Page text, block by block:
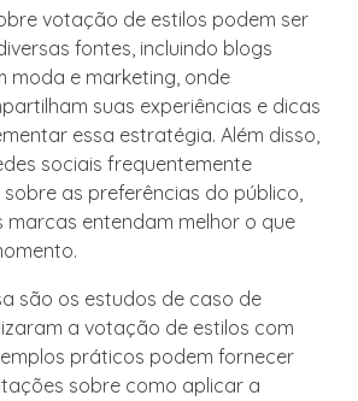
votação de estilos podem ser
fontes, incluindo blogs
moda e marketing, onde
suas experiências e dicas
essa estratégia. Além disso,
sociais frequentemente
as preferências do público,
marcas entendam melhor o que
são os estudos de caso de
a votação de estilos com
práticos podem fornecer
sobre como aplicar a